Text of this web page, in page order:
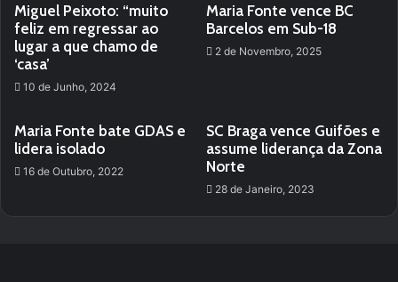
Miguel Peixoto: “muito
feliz em regressar ao
lugar a que chamo de
‘casa’
10 de Junho, 2024
Maria Fonte vence BC
Barcelos em Sub-18
2 de Novembro, 2025
Maria Fonte bate GDAS e
lidera isolado
16 de Outubro, 2022
SC Braga vence Guifões e
assume liderança da Zona
Norte
28 de Janeiro, 2023